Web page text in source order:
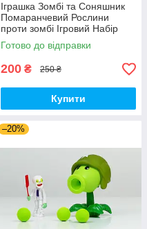
Іграшка Зомбі та Соняшник
Помаранчевий Рослини
проти зомбі Ігровий Набір
Plants vs Zombies (00180)
Готово до відправки
200 ₴ 250 ₴
Купити
–20%